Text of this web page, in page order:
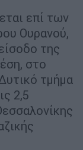
επί των
Ουρανού,
της
στο
τμήμα
2,5